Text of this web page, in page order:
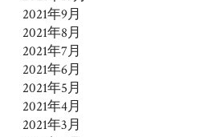
2021年9月
2021年8月
2021年7月
2021年6月
2021年5月
2021年4月
2021年3月